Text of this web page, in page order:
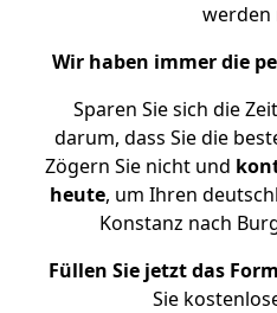
werden
Wir haben immer die
Sparen Sie sich die
darum, dass Sie die
Zögern Sie nicht und
heute, um Ihren
Konstanz nach
Füllen Sie jetzt das
Sie